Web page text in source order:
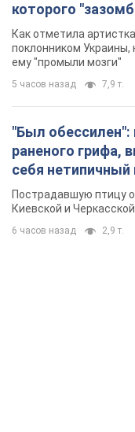
которого
русского не знал,
геноцида
Как отметила
поклонником Украины,
ему "промыли мозги"
5 часов назад 7,9 т.
"Был обессилен":
раненого грифа,
себя
Пострадавшую птицу
Киевской и
6 часов назад 2,9 т.